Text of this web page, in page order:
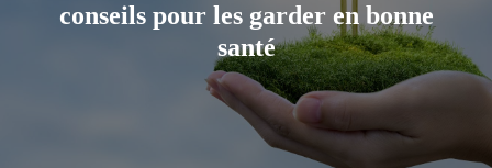
conseils pour les garder en bonne
santé